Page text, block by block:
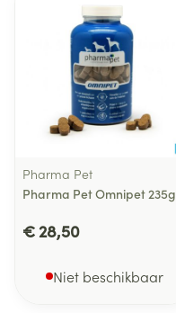
Pharma Pet
Pharma Pet Omnipet 235g
€ 28,50
Niet beschikbaar